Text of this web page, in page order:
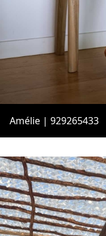
Amélie | 929265433